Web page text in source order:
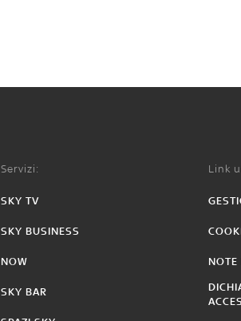
Servizi:
SKY TV
SKY BUSINESS
NOW
SKY BAR
Link
NOTE